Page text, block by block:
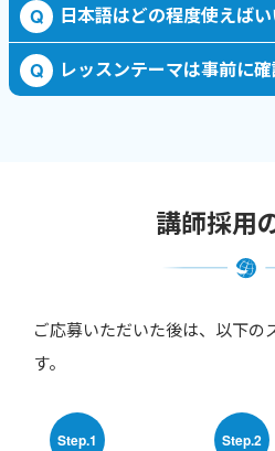
Q 日本語はどの程度使えば
Q レッスンテーマは事前に
講師採用
ご応募いただいた後は、以下の
す。
Step.1 Step.2